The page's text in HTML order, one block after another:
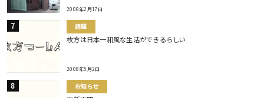
2008年2月17日
話題
枚方は日本一和風な生活ができるらしい
2008年5月2日
お知らせ